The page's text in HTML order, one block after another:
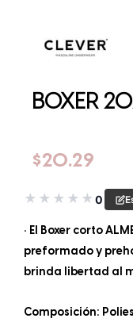
BOXER
$20.29
★ ★ ★ ★ ★0
• El Boxer corto
preformado y
brinda libertad al
Composición: